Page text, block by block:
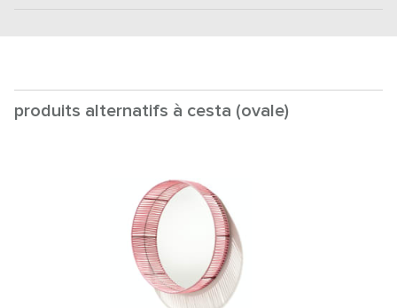
produits alternatifs à cesta (ovale)